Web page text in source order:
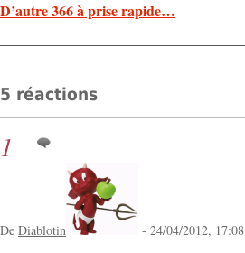
D’autre 366 à prise rapide…
5 réactions
1
De Diablotin - 24/04/2012, 17:08